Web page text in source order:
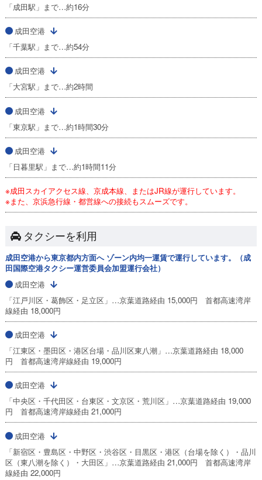
「成田駅」まで…約16分
成田空港
「千葉駅」まで…約54分
成田空港
「大宮駅」まで…約2時間
成田空港
「東京駅」まで…約1時間30分
成田空港
「日暮里駅」まで…約1時間11分
※成田スカイアクセス線、京成本線、またはJR線が運行しています。
※また、京浜急行線・都営線への接続もスムーズです。
タクシーを利用
成田空港から東京都内方面へ ゾーン内均一運賃で運行しています。（成
田国際空港タクシー運営委員会加盟運行会社）
成田空港
「江戸川区・葛飾区・足立区」…京葉道路経由 15,000円 首都高速湾岸
線経由 18,000円
成田空港
「江東区・墨田区・港区台場・品川区東八潮」…京葉道路経由 18,000
円 首都高速湾岸線経由 19,000円
成田空港
「中央区・千代田区・台東区・文京区・荒川区」…京葉道路経由 19,000
円 首都高速湾岸線経由 21,000円
成田空港
「新宿区・豊島区・中野区・渋谷区・目黒区・港区（台場を除く）・品川
区（東八潮を除く）・大田区」…京葉道路経由 21,000円 首都高速湾岸
線経由 22,000円